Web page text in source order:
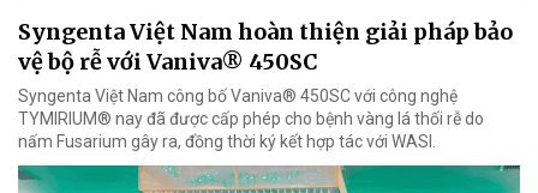
Syngenta Việt Nam hoàn thiện giải pháp bảo
vệ bộ rễ với Vaniva® 450SC
Syngenta Việt Nam công bố Vaniva® 450SC với công nghệ
TYMIRIUM® nay đã được cấp phép cho bệnh vàng lá thối rễ do
nấm Fusarium gây ra, đồng thời ký kết hợp tác với WASI.